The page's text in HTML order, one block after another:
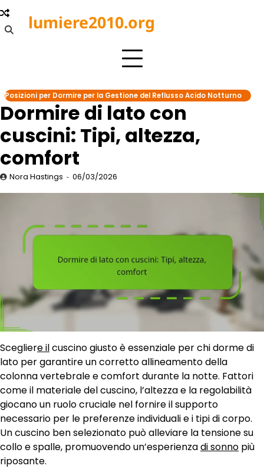
Skip
to
content
lumiere2010.org
Posizioni per Dormire per la Gestione del Reflusso Acido Notturno
Dormire di lato con
cuscini: Tipi, altezza,
comfort
Nora Hastings 06/03/2026
Scegliere ilcuscino giusto è essenziale per chi dorme di
lato per garantire un corretto allineamento della
colonna vertebrale e comfort durante la notte. Fattori
come il materiale del cuscino, l’altezza e la regolabilità
giocano un ruolo cruciale nel fornire il supporto
necessario per le preferenze individuali e i tipi di corpo.
Un cuscino ben selezionato può alleviare la tensione su
collo e spalle, promuovendo un’esperienzadi sonno più
riposante.